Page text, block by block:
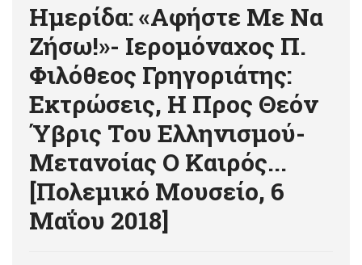
Ημερίδα: «Αφήστε Με Να
Ζήσω!»- Ιερομόναχος Π.
Φιλόθεος Γρηγοριάτης:
Εκτρώσεις, Η Προς Θεόν
Ύβρις Του Ελληνισμού-
Μετανοίας Ο Καιρός...
[Πολεμικό Μουσείο, 6
Μαΐου 2018]